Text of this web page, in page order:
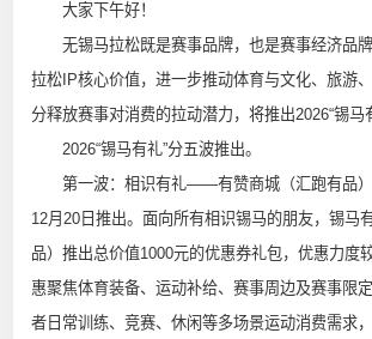
大家下午好！
无锡马拉松既是赛事品牌，也是赛事经济品牌
拉松IP核心价值，进一步推动体育与文化、旅游
分释放赛事对消费的拉动潜力，将推出2026“锡马
2026“锡马有礼”分五波推出。
第一波：相识有礼——有赞商城（汇跑有品）
12月20日推出。面向所有相识锡马的朋友，锡马
品）推出总价值1000元的优惠券礼包，优惠力度
惠聚焦体育装备、运动补给、赛事周边及赛事限
者日常训练、竞赛、休闲等多场景运动消费需求